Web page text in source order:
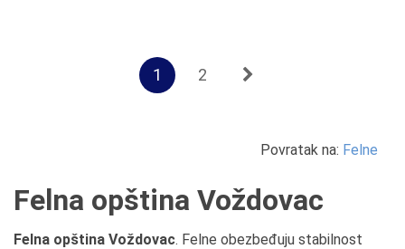
1 2
Povratak na: Felne
Felna opština Voždovac
Felna opština Voždovac. Felne obezbeđuju stabilnost